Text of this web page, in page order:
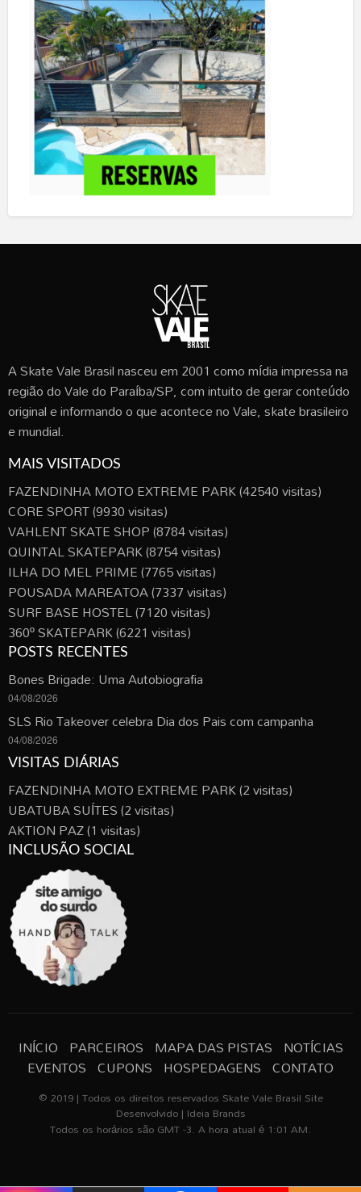
A Skate Vale Brasil nasceu em 2001 como mídia impressa na
região do Vale do Paraíba/SP, com intuito de gerar conteúdo
original e informando o que acontece no Vale, skate brasileiro
e mundial.
MAIS VISITADOS
FAZENDINHA MOTO EXTREME PARK(42540 visitas)
CORE SPORT(9930 visitas)
VAHLENT SKATE SHOP(8784 visitas)
QUINTAL SKATEPARK(8754 visitas)
ILHA DO MEL PRIME(7765 visitas)
POUSADA MAREATOA(7337 visitas)
SURF BASE HOSTEL(7120 visitas)
360º SKATEPARK(6221 visitas)
POSTS RECENTES
Bones Brigade: Uma Autobiografia
04/08/2026
SLS Rio Takeover celebra Dia dos Pais com campanha
04/08/2026
VISITAS DIÁRIAS
FAZENDINHA MOTO EXTREME PARK(2 visitas)
UBATUBA SUÍTES(2 visitas)
AKTION PAZ(1 visitas)
INCLUSÃO SOCIAL
INÍCIO PARCEIROS MAPA DAS PISTAS NOTÍCIAS
EVENTOS CUPONS HOSPEDAGENS CONTATO
© 2019 | Todos os direitos reservados Skate Vale Brasil Site
Desenvolvido | Ideia Brands
Todos os horários são GMT -3. A hora atual é 1:01 AM.